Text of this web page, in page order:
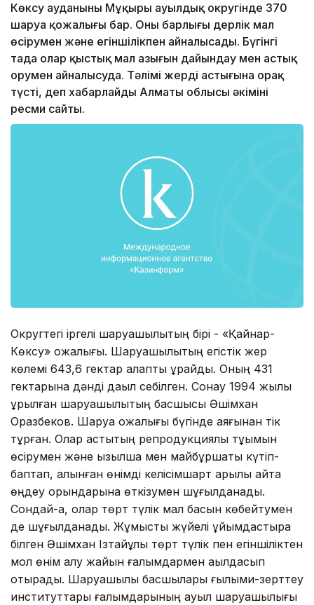
Көксу ауданының Мұқыры ауылдық округінде 370
шаруа қожалығы бар. Оның барлығы дерлік мал
өсірумен және егіншілікпен айналысады. Бүгінгі
таңда олар қыстық мал азығын дайындау мен астық
орумен айналысуда. Тәлімі жердің астығына орақ
түсті, деп хабарлайды Алматы облысы әкімінің
ресми сайты.
Округтегі іргелі шаруашылықтың бірі - «Қайнар-
Көксу» қожалығы. Шаруашылықтың егістік жер
көлемі 643,6 гектар алқапты құрайды. Оның 431
гектарына дәнді дақыл себілген. Сонау 1994 жылы
құрылған шаруашылықтың басшысы Әшімхан
Оразбеков. Шаруа қожалығы бүгінде аяғынан тік
тұрған. Олар астықтың репродукциялы тұқымын
өсірумен және қызылша мен майбұршақты күтіп-
баптап, алынған өнімді келісімшарт арқылы қайта
өңдеу орындарына өткізумен шұғылданады.
Сондай-ақ, олар төрт түлік мал басын көбейтумен
де шұғылданады. Жұмысты жүйелі ұйымдастыра
білген Әшімхан Ізтайұлы төрт түлік пен егіншіліктен
мол өнім алу жайын ғалымдармен ақылдасып
отырады. Шаруашылық басшылары ғылыми-зерттеу
институттары ғалымдарының ауыл шаруашылығы